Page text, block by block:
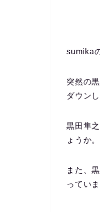
sumika
突然の
ダウン
黒田隼
ょうか。
また、
っていま